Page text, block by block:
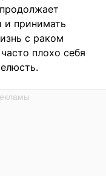
и принимать
с раком
плохо себя